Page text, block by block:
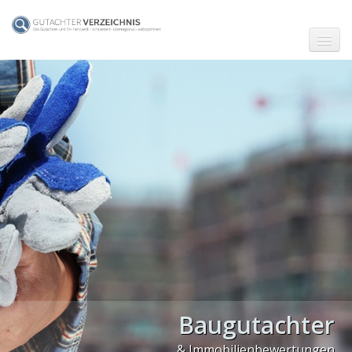
☗ Start
Gutachter in Berlin
Gutachter in Frankfurt (Main)
Gutachter in Hamburg
Gutachter in Köln
Gutachter in München
Gutachter in Stuttgart
PLZ Gebiet 0
PLZ Gebiet 1
Baugutachter